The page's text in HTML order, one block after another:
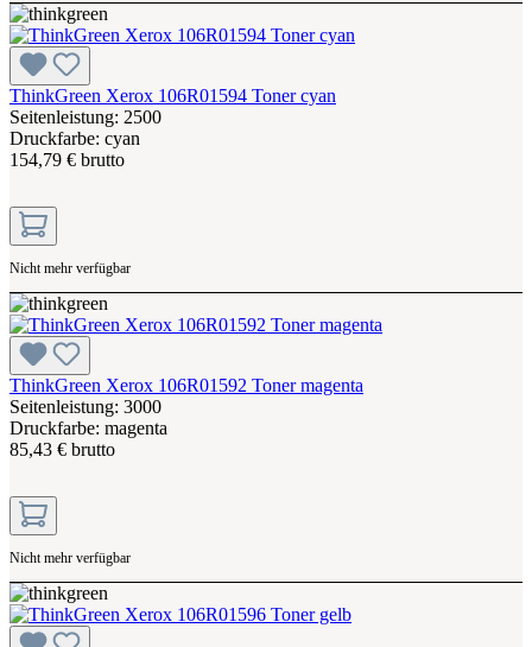
ThinkGreen Xerox 106R01594 Toner cyan
Seitenleistung: 2500
Druckfarbe: cyan
154,79 € brutto
Nicht mehr verfügbar
ThinkGreen Xerox 106R01592 Toner magenta
Seitenleistung: 3000
Druckfarbe: magenta
85,43 € brutto
Nicht mehr verfügbar